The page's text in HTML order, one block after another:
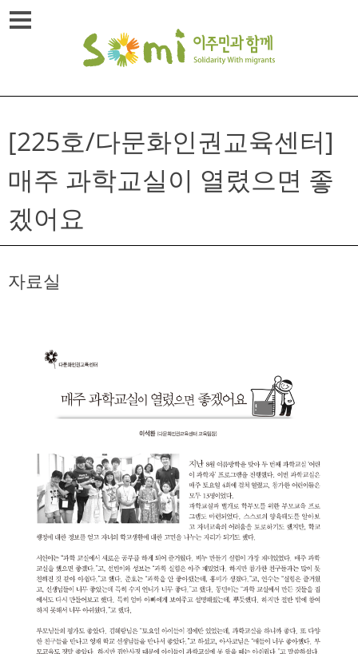
Skip
to
[225호/다문화인권교육센터]
매주 과학교실이 열렸으면 좋
겠어요
자료실